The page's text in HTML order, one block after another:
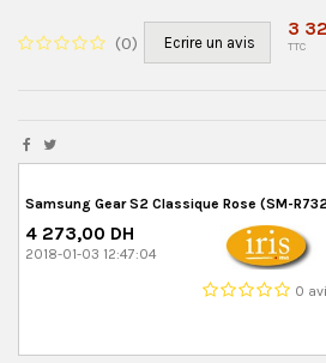
(0) Ecrire un avis
3
TTC
Samsung Gear S2 Classique Rose (SM-
4 273,00 DH
2018-01-03 12:47:04
0